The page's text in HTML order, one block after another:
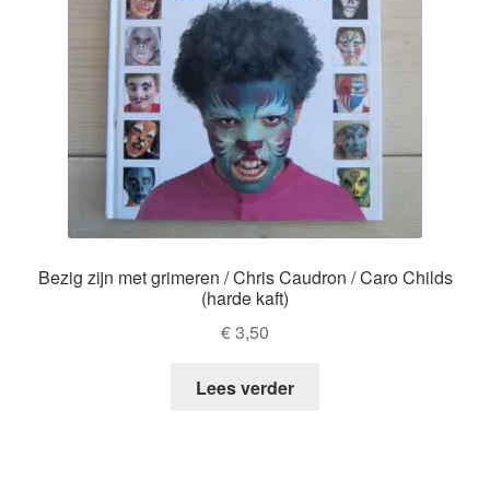
Bezig zijn met grimeren / Chris Caudron / Caro Childs
(harde kaft)
€3,50
Lees verder